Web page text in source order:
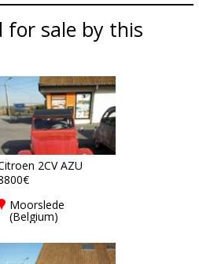
for sale by this
2CV AZU
Moorslede
(Belgium)